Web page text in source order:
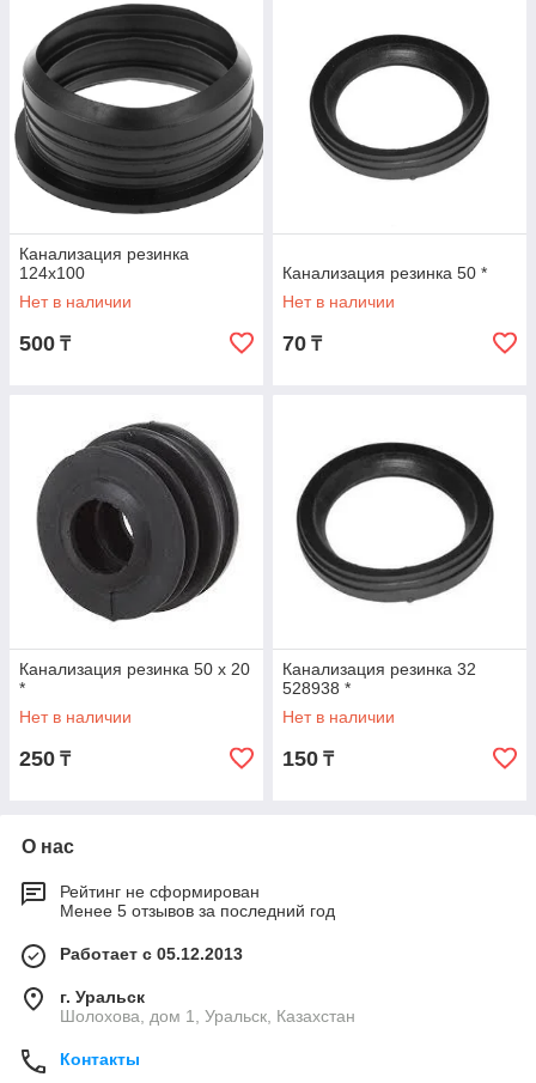
Канализация резинка
124х100
Нет в наличии
500 ₸
Канализация резинка 50 *
Нет в наличии
70 ₸
Канализация резинка 50 х 20
*
Нет в наличии
250 ₸
Канализация резинка 32
528938 *
Нет в наличии
150 ₸
О нас
Рейтинг не сформирован
Менее 5 отзывов за последний год
Работает с 05.12.2013
г. Уральск
Шолохова, дом 1, Уральск, Казахстан
Контакты